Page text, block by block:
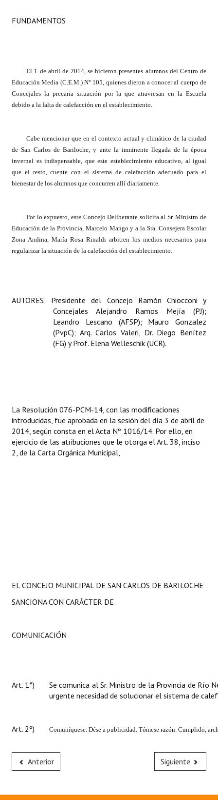
Actas de Audiencias Públicas
Comunicaciones
Declaraciones
Resoluciones
INSTITUCIONAL
Antiguos Pobladores
Registros y Distinciones
Datos Históricos
Premio al Mérito - Registro
Periodistas Decanos - Registro
Ciudadano Ilustre - Registro
Reconocimientos - Registro
Bariloche, Municipio intercultural
Entrega de distinciones
FUNDAMENTOS
El 1 de abril de 2014, se hicieron presentes alumnos del Centro de
Educación Media (C.E.M.) N° 105, quienes dieron a conocer al cuerpo de
Concejales la precaria situación por la que atraviesan en la Escuela
debido a la falta de calefacción en el establecimiento.
Cabe mencionar que en el contexto actual y climático de la ciudad
de San Carlos de Bariloche, y ante la inminente llegada de la época
invernal es indispensable, que este establecimiento educativo, al igual
que el resto, cuente con el sistema de calefacción adecuado para el
bienestar de los alumnos que concurren allí diariamente.
Por lo expuesto, este Concejo Deliberante solicita al Sr. Ministro de
Educación de la Provincia, Marcelo Mango y a la Sra. Consejera Escolar
Zona Andina, María Rosa Rinaldi arbitren los medios necesarios para
regularizar la situación de la calefacción del establecimiento.
AUTORES: Presidente del Concejo Ramón Chiocconi y
Concejales Alejandro Ramos Mejía (PJ);
Leandro Lescano (AFSP); Mauro Gonzalez
(PvpC); Arq. Carlos Valeri, Dr. Diego Benítez
(FG) y Prof. Elena Welleschik (UCR).
La Resolución 076-PCM-14, con las modificaciones
introducidas, fue aprobada en la sesión del día 3 de abril de
2014, según consta en el Acta Nº 1016/14. Por ello, en
ejercicio de las atribuciones que le otorga el Art. 38, inciso
2, de la Carta Orgánica Municipal,
EL CONCEJO MUNICIPAL DE SAN CARLOS DE BARILOCHE
SANCIONA CON CARÁCTER DE
COMUNICACIÓN
Art. 1°)
Se comunica al Sr. Ministro de la Provincia de Río
urgente necesidad de solucionar el sistema de
Art. 2º) Comuníquese. Dése a publicidad. Tómese razón. Cumplido,
Anterior Siguiente